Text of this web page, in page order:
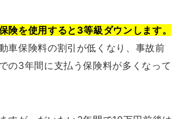
険を使用すると3等級ダウンします。
車保険料の割引が低くなり、事故前
の3年間に支払う保険料が多くなって